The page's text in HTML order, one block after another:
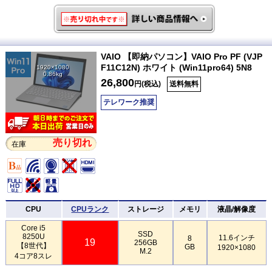
1920×1080
0.86kg
在庫 売り切れ
VAIO 【即納パソコン】VAIO Pro PF (VJP
F11C12N) ホワイト (Win11pro64) 5N8
26,800円(税込) 送料無料
テレワーク推奨
CPU CPUランク ストレージ メモリ 液晶/解像度
Core i5
8250U
【8世代】
4コア8スレ
19
SSD
256GB
M.2
8
GB
11.6インチ
1920×1080